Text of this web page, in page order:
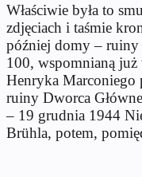
Właściwie była to
zdjęciach i taśmie
później domy – ruiny
100, wspomnianą
Henryka Marconiego
ruiny Dworca
– 19 grudnia 1944
Brühla, potem,